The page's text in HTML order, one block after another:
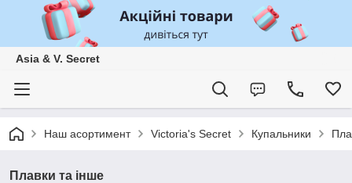
Asia & V. Secret
Наш асортимент Victoria's Secret Купальники
Плавки та інше